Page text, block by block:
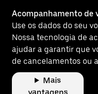
Acompanhamento de
Use os dados do seu
Nossa tecnologia de
ajudar a garantir que
de cancelamentos ou
Mais
vantagens